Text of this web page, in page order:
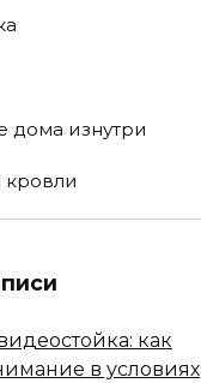
дома изнутри
как
в условиях